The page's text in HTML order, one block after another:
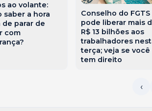
ao volante:
saber a hora
de parar de
com
Conselho do FGTS
pode liberar mais
R$ 13 bilhões aos
trabalhadores
terça; veja se você
tem direito